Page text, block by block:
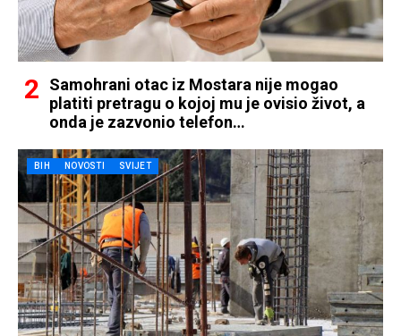
Samohrani otac iz Mostara nije mogao
platiti pretragu o kojoj mu je ovisio život, a
onda je zazvonio telefon…
BIH NOVOSTI SVIJET